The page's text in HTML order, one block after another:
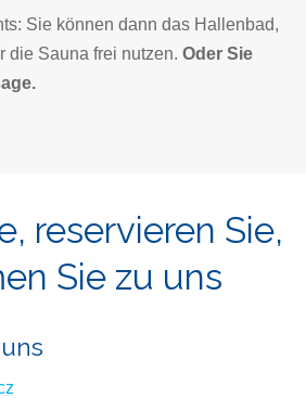
Sie können dann das Hallenbad,
die Sauna frei nutzen. Oder Sie
reservieren Sie,
Sie zu uns